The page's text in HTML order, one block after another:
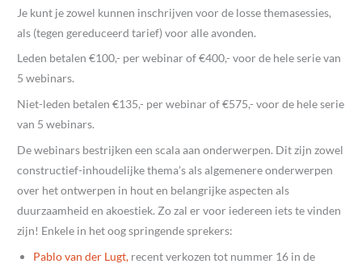
Je kunt je zowel kunnen inschrijven voor de losse themasessies,
als (tegen gereduceerd tarief) voor alle avonden.
Leden betalen €100,- per webinar of €400,- voor de hele serie van
5 webinars.
Niet-leden betalen €135,- per webinar of €575,- voor de hele serie
van 5 webinars.
De webinars bestrijken een scala aan onderwerpen. Dit zijn zowel
constructief-inhoudelijke thema’s als algemenere onderwerpen
over het ontwerpen in hout en belangrijke aspecten als
duurzaamheid en akoestiek. Zo zal er voor iedereen iets te vinden
zijn! Enkele in het oog springende sprekers:
Pablo van der Lugt, recent verkozen tot nummer 16 in de